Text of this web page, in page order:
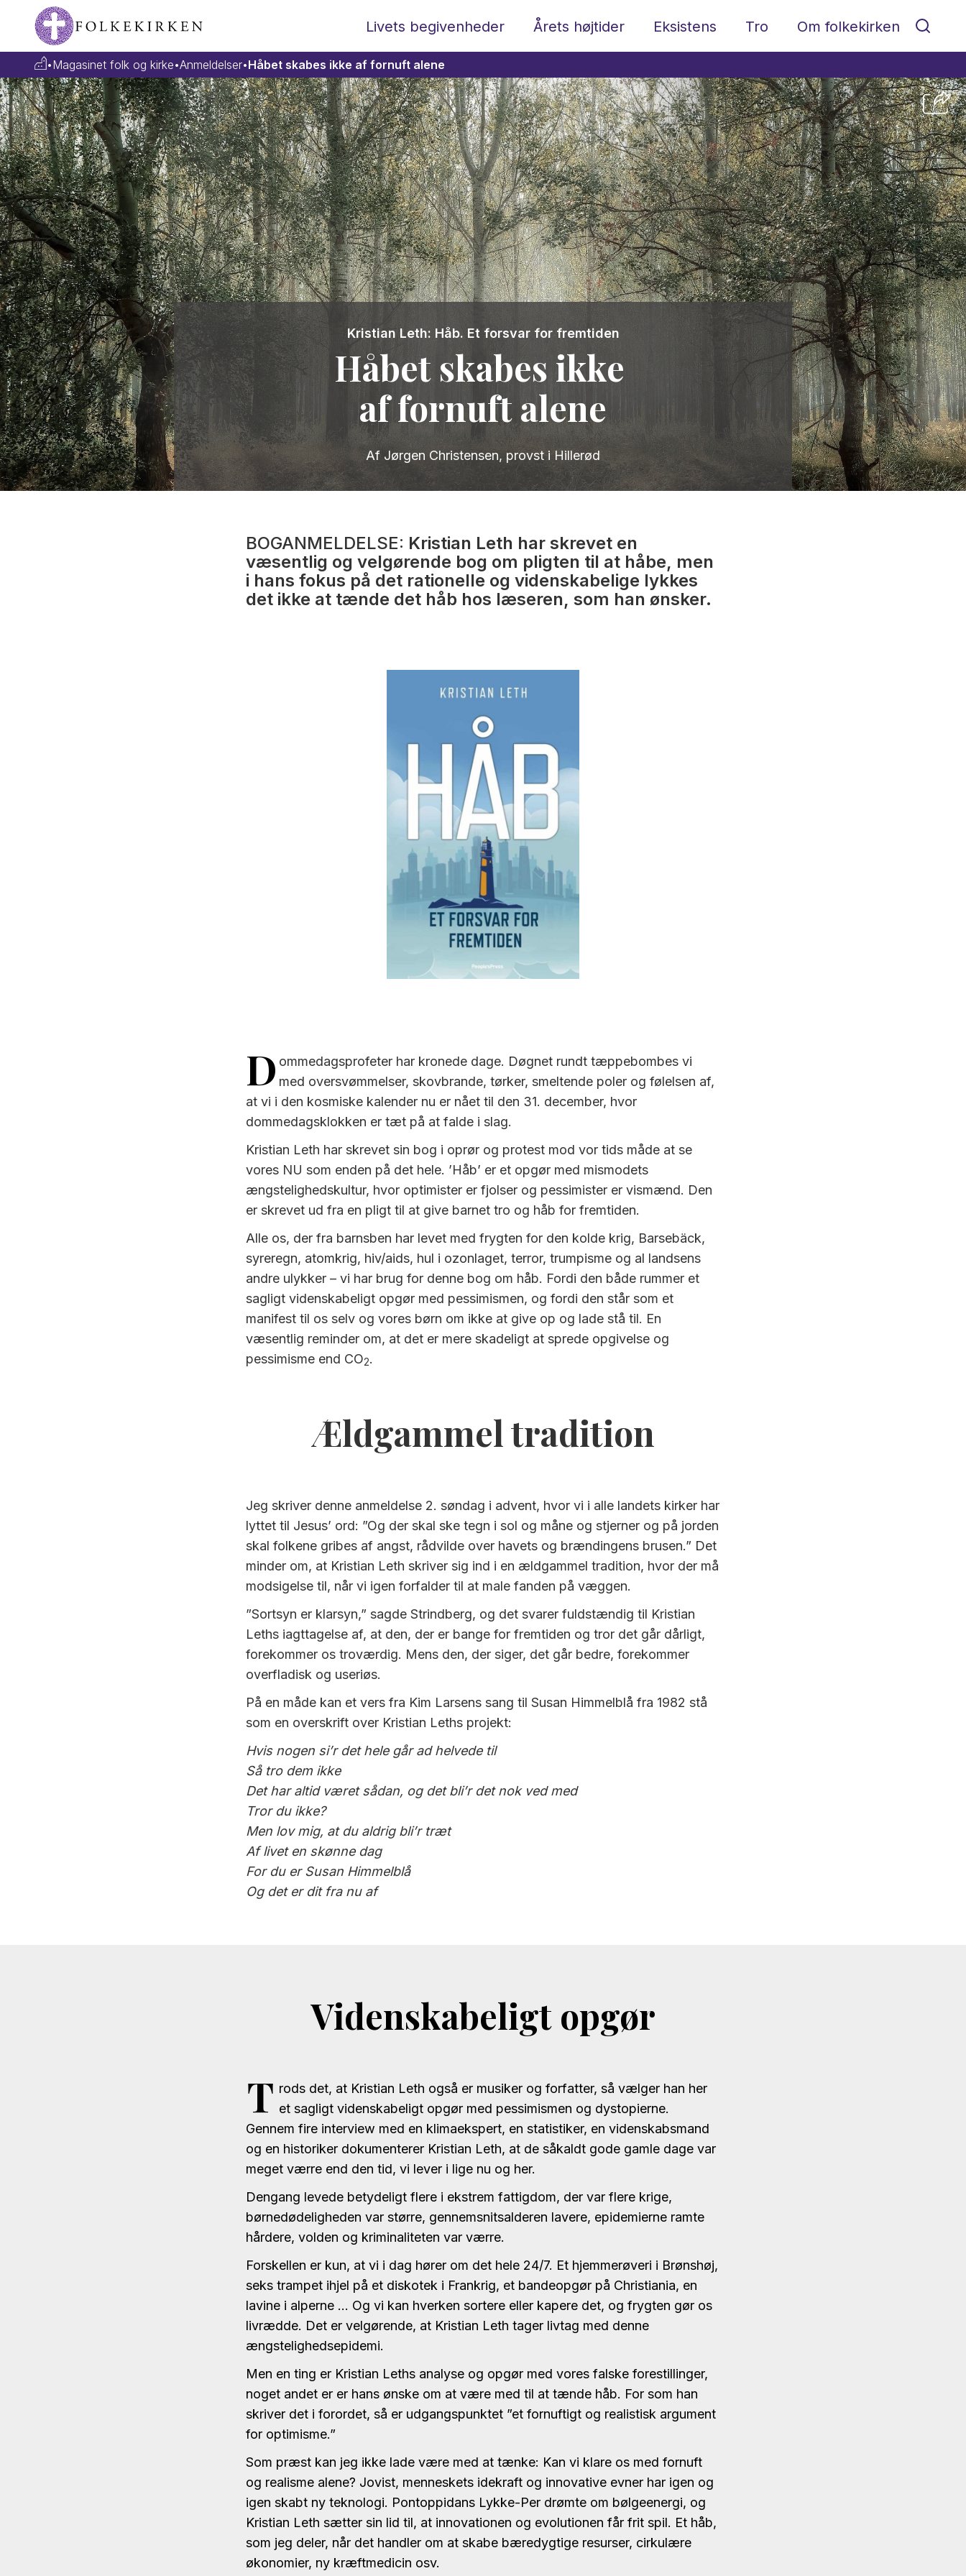
Livets begivenheder Årets højtider Eksistens Tro Om folkekirken
•Magasinet folk og kirke•Anmeldelser•Håbet skabes ikke af fornuft alene
Håbet skabes ikke
af fornuft alene
Kristian Leth: Håb. Et forsvar for fremtiden
Af Jørgen Christensen, provst i Hillerød
BOGANMELDELSE: Kristian Leth har skrevet en
væsentlig og velgørende bog om pligten til at håbe, men
i hans fokus på det rationelle og videnskabelige lykkes
det ikke at tænde det håb hos læseren, som han ønsker.
D ommedagsprofeter har kronede dage. Døgnet rundt tæppebombes vi
med oversvømmelser, skovbrande, tørker, smeltende poler og følelsen af,
at vi i den kosmiske kalender nu er nået til den 31. december, hvor
dommedagsklokken er tæt på at falde i slag.
Kristian Leth har skrevet sin bog i oprør og protest mod vor tids måde at se
vores NU som enden på det hele. ’Håb’ er et opgør med mismodets
ængstelighedskultur, hvor optimister er fjolser og pessimister er vismænd. Den
er skrevet ud fra en pligt til at give barnet tro og håb for fremtiden.
Alle os, der fra barnsben har levet med frygten for den kolde krig, Barsebäck,
syreregn, atomkrig, hiv/aids, hul i ozonlaget, terror, trumpisme og al landsens
andre ulykker – vi har brug for denne bog om håb. Fordi den både rummer et
sagligt videnskabeligt opgør med pessimismen, og fordi den står som et
manifest til os selv og vores børn om ikke at give op og lade stå til. En
væsentlig reminder om, at det er mere skadeligt at sprede opgivelse og
pessimisme end CO2.
Ældgammel tradition
Jeg skriver denne anmeldelse 2. søndag i advent, hvor vi i alle landets kirker har
lyttet til Jesus’ ord: ”Og der skal ske tegn i sol og måne og stjerner og på jorden
skal folkene gribes af angst, rådvilde over havets og brændingens brusen.” Det
minder om, at Kristian Leth skriver sig ind i en ældgammel tradition, hvor der må
modsigelse til, når vi igen forfalder til at male fanden på væggen.
”Sortsyn er klarsyn,” sagde Strindberg, og det svarer fuldstændig til Kristian
Leths iagttagelse af, at den, der er bange for fremtiden og tror det går dårligt,
forekommer os troværdig. Mens den, der siger, det går bedre, forekommer
overfladisk og useriøs.
På en måde kan et vers fra Kim Larsens sang til Susan Himmelblå fra 1982 stå
som en overskrift over Kristian Leths projekt:
Hvis nogen si’r det hele går ad helvede til
Så tro dem ikke
Det har altid været sådan, og det bli’r det nok ved med
Tror du ikke?
Men lov mig, at du aldrig bli’r træt
Af livet en skønne dag
For du er Susan Himmelblå
Og det er dit fra nu af
Videnskabeligt opgør
T rods det, at Kristian Leth også er musiker og forfatter, så vælger han her
et sagligt videnskabeligt opgør med pessimismen og dystopierne.
Gennem fire interview med en klimaekspert, en statistiker, en videnskabsmand
og en historiker dokumenterer Kristian Leth, at de såkaldt gode gamle dage var
meget værre end den tid, vi lever i lige nu og her.
Dengang levede betydeligt flere i ekstrem fattigdom, der var flere krige,
børnedødeligheden var større, gennemsnitsalderen lavere, epidemierne ramte
hårdere, volden og kriminaliteten var værre.
Forskellen er kun, at vi i dag hører om det hele 24/7. Et hjemmerøveri i Brønshøj,
seks trampet ihjel på et diskotek i Frankrig, et bandeopgør på Christiania, en
lavine i alperne … Og vi kan hverken sortere eller kapere det, og frygten gør os
livrædde. Det er velgørende, at Kristian Leth tager livtag med denne
ængstelighedsepidemi.
Men en ting er Kristian Leths analyse og opgør med vores falske forestillinger,
noget andet er er hans ønske om at være med til at tænde håb. For som han
skriver det i forordet, så er udgangspunktet ”et fornuftigt og realistisk argument
for optimisme.”
Som præst kan jeg ikke lade være med at tænke: Kan vi klare os med fornuft
og realisme alene? Jovist, menneskets idekraft og innovative evner har igen og
igen skabt ny teknologi. Pontoppidans Lykke-Per drømte om bølgeenergi, og
Kristian Leth sætter sin lid til, at innovationen og evolutionen får frit spil. Et håb,
som jeg deler, når det handler om at skabe bæredygtige resurser, cirkulære
økonomier, ny kræftmedicin osv.